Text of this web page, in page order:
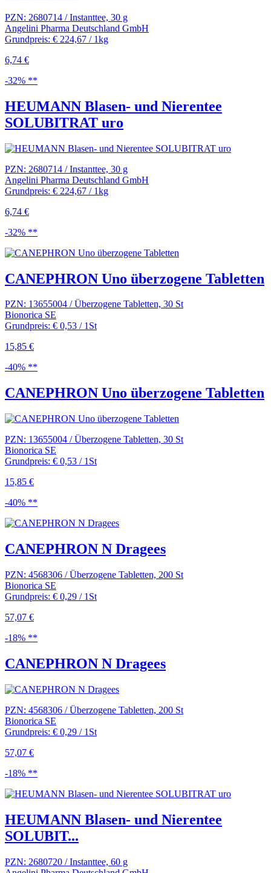
PZN: 2680714 / Instanttee, 30 g
Angelini Pharma Deutschland GmbH
Grundpreis: € 224,67 / 1kg
6,74 €
-32% **
HEUMANN Blasen- und Nierentee
SOLUBITRAT uro
PZN: 2680714 / Instanttee, 30 g
Angelini Pharma Deutschland GmbH
Grundpreis: € 224,67 / 1kg
6,74 €
-32% **
CANEPHRON Uno überzogene Tabletten
PZN: 13655004 / Überzogene Tabletten, 30 St
Bionorica SE
Grundpreis: € 0,53 / 1St
15,85 €
-40% **
CANEPHRON Uno überzogene Tabletten
PZN: 13655004 / Überzogene Tabletten, 30 St
Bionorica SE
Grundpreis: € 0,53 / 1St
15,85 €
-40% **
CANEPHRON N Dragees
PZN: 4568306 / Überzogene Tabletten, 200 St
Bionorica SE
Grundpreis: € 0,29 / 1St
57,07 €
-18% **
CANEPHRON N Dragees
PZN: 4568306 / Überzogene Tabletten, 200 St
Bionorica SE
Grundpreis: € 0,29 / 1St
57,07 €
-18% **
HEUMANN Blasen- und Nierentee
SOLUBIT...
PZN: 2680720 / Instanttee, 60 g